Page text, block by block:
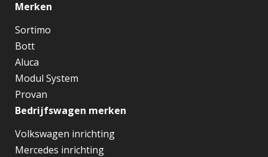
Merken
Sortimo
Bott
Aluca
Modul System
Provan
Bedrijfswagen merken
Volkswagen inrichting
Mercedes inrichting